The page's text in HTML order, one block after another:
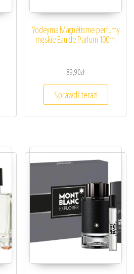
Yodeyma Magnétisme perfumy
męskie Eau de Parfum 100ml
89,90zł
Sprawdź teraz!